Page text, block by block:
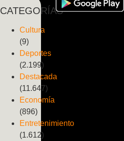
CATEGORÍAS
Cultura
(9)
Deportes
(2.199)
Destacada
(11.647)
Economía
(896)
Entretenimiento
(1.612)